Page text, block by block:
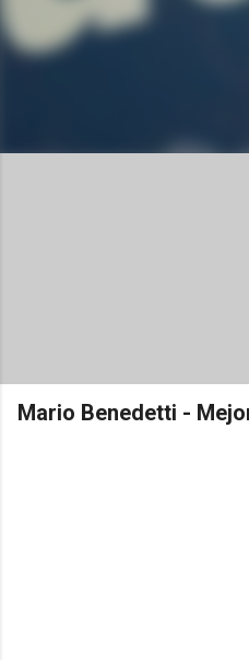
Mario Benedetti -